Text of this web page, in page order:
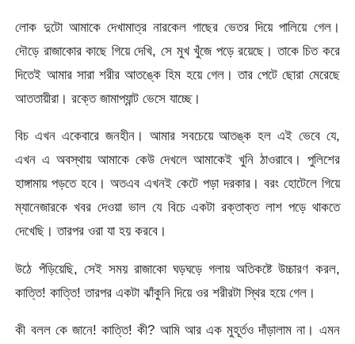
লোক দুটো আমাকে দেখামাত্র নারকেল গাছের ভেতর দিয়ে পালিয়ে গেল।
দৌড়ে রাজাকোর কাছে গিয়ে দেখি, সে মুখ খুঁজে পড়ে রয়েছে। তাকে চিত করে
দিতেই আমার সারা শরীর আতঙ্কে হিম হয়ে গেল। তার পেটে ছোরা মেরেছে
আততায়ীরা। রক্তে জামাপ্যান্ট ভেসে যাচ্ছে।
বিচ এখন একেবারে জনহীন। আমার সবচেয়ে আতঙ্ক হল এই ভেবে যে,
এখন এ অবস্থায় আমাকে কেউ দেখলে আমাকেই খুনি ঠাওরাবে। পুলিশের
হাঙ্গামায় পড়তে হবে। অতএব এখনই কেটে পড়া দরকার। বরং হোটেলে গিয়ে
ম্যানেজারকে খবর দেওয়া ভাল যে বিচে একটা রক্তাক্ত লাশ পড়ে থাকতে
দেখেছি। তারপর ওরা যা হয় করবে।
উঠে পঁড়িয়েছি, সেই সময় রাজাকো ঘড়ঘড়ে গলায় অতিকষ্টে উচ্চারণ করল,
কাত্তি! কাত্তি! তারপর একটা ঝাঁকুনি দিয়ে ওর শরীরটা স্থির হয়ে গেল।
কী বলল কে জানে! কাত্তি! কী? আমি আর এক মুহূর্তও দাঁড়ালাম না। এমন